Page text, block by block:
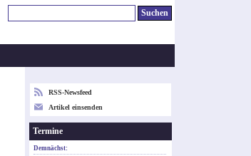
RSS-Newsfeed
Artikel einsenden
Termine
Demnächst: